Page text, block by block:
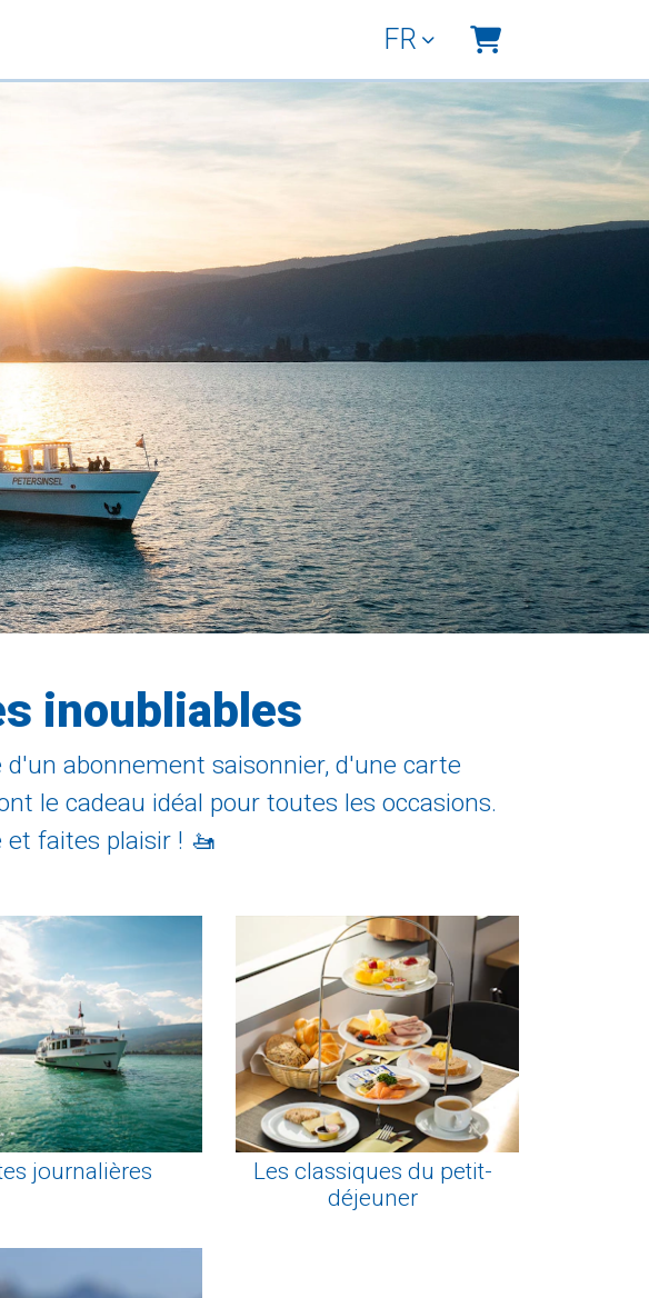
FR
Panier
inoubliables
abonnement saisonnier, d'une carte
le cadeau idéal pour toutes les occasions.
faites plaisir ! 🚤
journalières
Les classiques du petit-
déjeuner